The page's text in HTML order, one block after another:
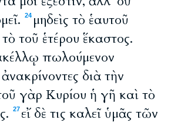
24 μηδεὶς τὸ ἑαυτοῦ
τοῦ ἑτέρου ἕκαστος.
πωλούμενον
διὰ τὴν
γὰρ Κυρίου ἡ γῆ καὶ τὸ
27 εἴ δὲ τις καλεῖ ὑμᾶς τῶν